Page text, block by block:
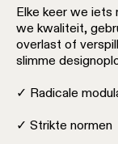
Elke keer we iets
we kwaliteit,
overlast of
slimme
✓ Radicale
✓ Strikte normen